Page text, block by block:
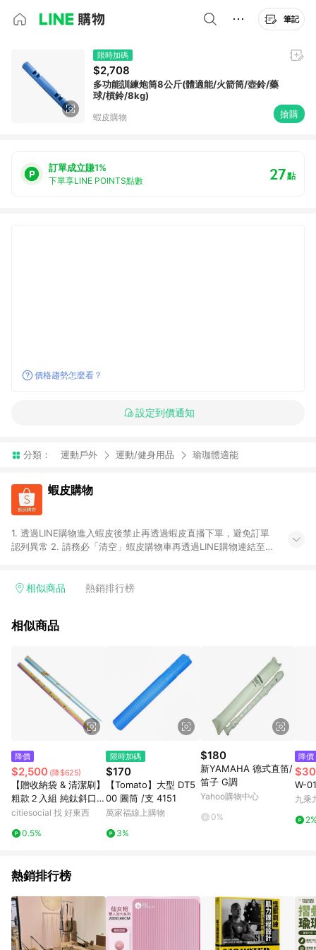
筆記
限時加碼
$2,708
多功能訓練炮筒8公斤(體適能/火箭筒/壺鈴/藥
球/槓鈴/8kg)
蝦皮購物 搶購
訂單成立賺1%
下單享LINE POINTS點數 27點
價格趨勢怎麼看？
設定到價通知
分類： 運動戶外 運動/健身用品 瑜珈體適能
蝦皮購物
1. 透過LINE購物進入蝦皮後禁止再透過蝦皮直播下單，避免訂單
認列異常 2. 請務必「清空」蝦皮購物車再透過LINE購物連結至蝦
易後，想下第二張訂單，請重新從LINE購物連結至蝦皮商店進行
後之最終金額進行計算。 6. 用戶需於同一瀏覽器進行交易（若自
將拆分成不同筆訂單編號發送通知。 8. 若使用折價券折抵，可能
會有攤提折抵導致訂單金額些微落差 9. 同一商品品項(即便不同
尺寸規格)，皆會計入同一筆返點上限進行計算 10. 蝦皮會將LINE
的導購跳轉紀錄與蝦皮的會員ID進行綁定，若後續七天內未透過
其他媒體來源導入蝦皮官網，則七天內於該蝦皮帳號下訂的首筆
訂單會被蝦皮認列為該LINE用戶導購跳轉時所成立之訂單。 11.
若同一用戶使用一個以上蝦皮帳號透過LINE購物進行導購，將可
能導致無法收到導購通知，亦可能無法收到點數，再請留意。 13.
請注意以下行為將可能導致無法取得 LINE POINTS 點數回饋資
格：使用非指定之途徑及方式完成交易，或經由蝦皮系統判斷點
擊路徑不符合回饋資格或規則者。 14. 若有贈點爭議，請務必於
訂單日期+60天以內進行洽詢確認；超過60天(含)以上進行申
訴，恕無法贈點回饋。需檢附蝦皮訂單完成、LINE購物訂單記
錄，如於LINE購物訂單紀錄已呈現：「非本次前往蝦皮商店之品
斷而無法進行 LINE Points 回饋 2.若購買過程中關閉蝦皮APP，
則需重新透過LINE購物前往蝦皮商城，否則無法進行LINE
POINTS 回饋。 3.如用戶先前往蝦皮商城將商品加入購物車，後
續透過LINE購物前往至蝦皮商城將購物車結清，此方案將不列入
LINE Points 回饋 4.自 2018/10/24 起購買蝦皮拍賣商品，不符
合贈點資格 5. 透過LINE購物購買蝦皮站上「蝦皮推廣服務」之商
相似商品 熱銷排行榜
相似商品
降價
$2,500 (降$625)
【贈收納袋 & 清潔刷】
粗款２入組 純鈦斜口吸
管 極光雷雕 多款花色
卡味 愛心套組
citiesocial 找 好東西
0.5%
限時加碼
$170
【Tomato】大型 DT5
00 圖筒 /支 4151
萬家福線上購物
3%
$180
新YAMAHA 德式直笛/
笛子 G調
Yahoo購物中心
0%
降價
$30
W-
九乘
熱銷排行榜